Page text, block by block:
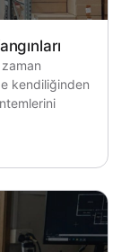
kendiliğinden